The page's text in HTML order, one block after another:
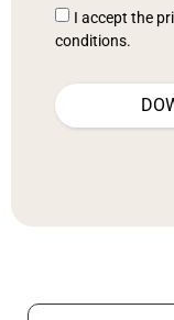
I accept the
conditions.